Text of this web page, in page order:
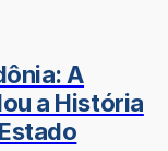
A
a História